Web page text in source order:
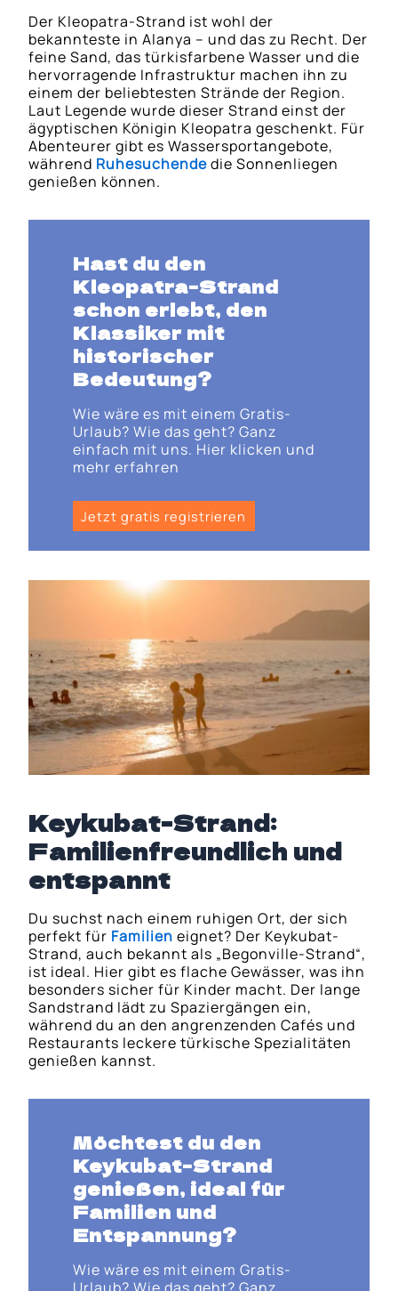
Der Kleopatra-Strand ist wohl der
bekannteste in Alanya – und das zu Recht. Der
feine Sand, das türkisfarbene Wasser und die
hervorragende Infrastruktur machen ihn zu
einem der beliebtesten Strände der Region.
Laut Legende wurde dieser Strand einst der
ägyptischen Königin Kleopatra geschenkt. Für
Abenteurer gibt es Wassersportangebote,
während Ruhesuchendedie Sonnenliegen
genießen können.
Hast du den
Kleopatra-Strand
schon erlebt, den
Klassiker mit
historischer
Bedeutung?
Wie wäre es mit einem Gratis-
Urlaub? Wie das geht? Ganz
einfach mit uns. Hier klicken und
mehr erfahren
Jetzt gratis registrieren
Keykubat-Strand:
Familienfreundlich und
entspannt
Du suchst nach einem ruhigen Ort, der sich
perfekt für Familien eignet? Der Keykubat-
Strand, auch bekannt als „Begonville-Strand“,
ist ideal. Hier gibt es flache Gewässer, was ihn
besonders sicher für Kinder macht. Der lange
Sandstrand lädt zu Spaziergängen ein,
während du an den angrenzenden Cafés und
Restaurants leckere türkische Spezialitäten
genießen kannst.
Möchtest du den
Keykubat-Strand
genießen, ideal für
Familien und
Entspannung?
Wie wäre es mit einem Gratis-